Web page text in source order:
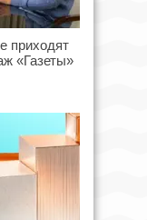
приходят
«Газеты»